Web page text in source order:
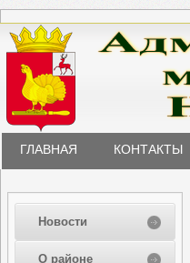
ГЛАВНАЯ КОНТАКТЫ
Новости
О районе